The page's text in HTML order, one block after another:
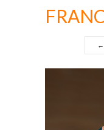
←